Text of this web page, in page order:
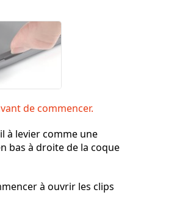
de commencer.
à levier comme une
bas à droite de la coque
à ouvrir les clips